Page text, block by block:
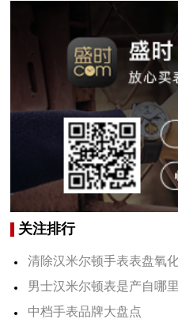
关注排行
清除汉米尔顿手表表盘氧化
男士汉米尔顿表是产自哪
中档手表品牌大盘点